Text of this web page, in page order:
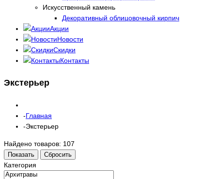
Искусственный камень
Декоративный облицовочный кирпич
Акции
Новости
Скидки
Контакты
Экстерьер
Главная
Экстерьер
Найдено товаров: 107
Показать Сбросить
Категория